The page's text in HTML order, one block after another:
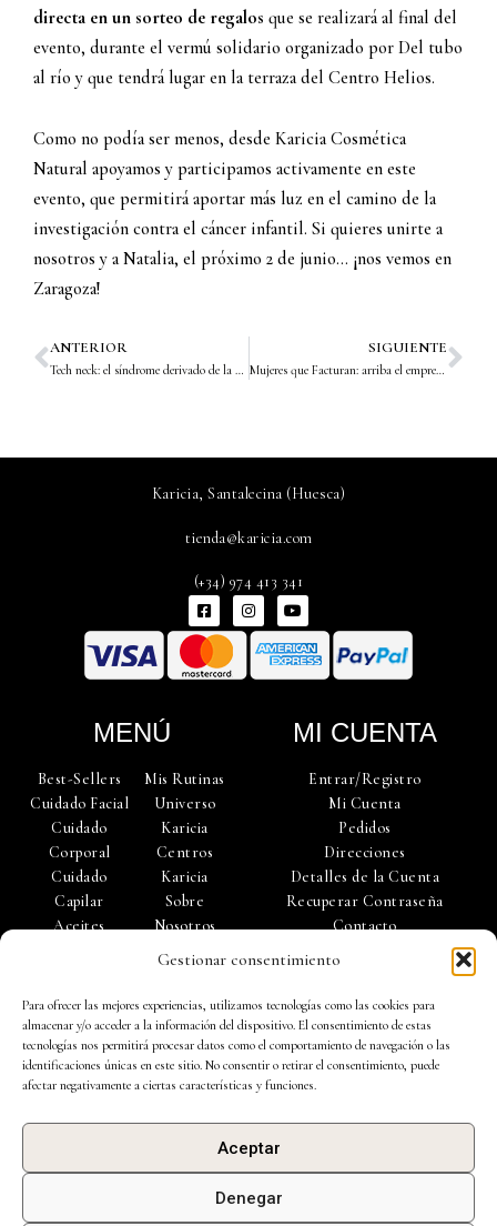
Gestionar consentimiento
Para ofrecer las mejores experiencias, utilizamos tecnologías como las cookies para
almacenar y/o acceder a la información del dispositivo. El consentimiento de estas
tecnologías nos permitirá procesar datos como el comportamiento de navegación o las
identificaciones únicas en este sitio. No consentir o retirar el consentimiento, puede
afectar negativamente a ciertas características y funciones.
Aceptar
Denegar
directa en un sorteo de regalos que se realizará al final del
evento, durante el vermú solidario organizado por Del tubo
al río y que tendrá lugar en la terraza del Centro Helios.
Como no podía ser menos, desde Karicia Cosmética
Natural apoyamos y participamos activamente en este
evento, que permitirá aportar más luz en el camino de la
investigación contra el cáncer infantil. Si quieres unirte a
nosotros y a Natalia, el próximo 2 de junio… ¡nos vemos en
Zaragoza!
Prev
ANTERIOR
Tech neck: el síndrome derivado de la tecnología que está haciendo estragos en la firmeza de tu mentón
SIGUIENTE
Mujeres que Facturan: arriba el emprendimiento femenino
Karicia, Santalecina (Huesca)
tienda@karicia.com
(+34) 974 413 341
F
a
c
e
b
o
a
r
I
n
s
g
Y
o
u
t
u
b
MENÚ
Best-Sellers
Cuidado Facial
Cuidado
Corporal
Cuidado
Capilar
Aceites
Mis Rutinas
Universo
Karicia
Centros
Karicia
Sobre
Nosotros
Trabaja con
MI CUENTA
Entrar/Registro
Mi Cuenta
Pedidos
Direcciones
Detalles de la Cuenta
Recuperar Contraseña
Contacto
Política de Cookies
Preguntas Frecuentes